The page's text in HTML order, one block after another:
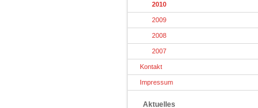
2010
2009
2008
2007
Kontakt
Impressum
Aktuelles